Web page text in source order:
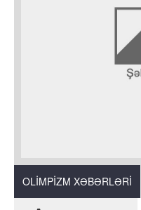
OLIMPIZM XƏBƏRLƏRI